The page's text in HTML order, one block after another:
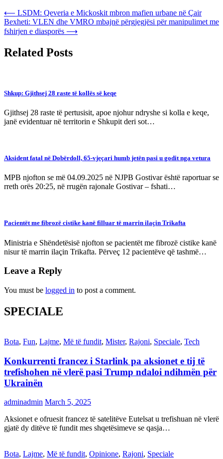
Post
navigation
⟵ LSDM: Qeveria e Mickoskit mbron mafien urbane në Çair
Bexheti: VLEN dhe VMRO mbajnë përgjegjësi për manipulimet me
fshirjen e diasporës ⟶
Related Posts
Shkup: Gjithsej 28 raste të kollës së keqe
Gjithsej 28 raste të pertusisit, apoe njohur ndryshe si kolla e keqe,
janë evidentuar në territorin e Shkupit deri sot…
Aksident fatal në Dobërdoll, 65-vjeçari humb jetën pasi u godit nga vetura
MPB njofton se më 04.09.2025 në NJPB Gostivar është raportuar se
rreth orës 20:25, në rrugën rajonale Gostivar – fshati…
Pacientët me fibrozë cistike kanë filluar të marrin ilaçin Trikafta
Ministria e Shëndetësisë njofton se pacientët me fibrozë cistike kanë
nisur të marrin ilaçin Trikafta. Përveç 12 pacientëve që tashmë…
Leave a Reply
You must be logged in to post a comment.
SPECIALE
Bota, Fun, Lajme, Më të fundit, Mister, Rajoni, Speciale, Tech
Konkurrenti francez i Starlink pa aksionet e tij të
trefishohen në vlerë pasi Trump ndaloi ndihmën për
Ukrainën
adminadmin March 5, 2025
Aksionet e ofruesit francez të satelitëve Eutelsat u trefishuan në vlerë
gjatë dy ditëve të fundit mes shqetësimeve se qasja…
Bota, Lajme, Më të fundit, Opinione, Rajoni, Speciale